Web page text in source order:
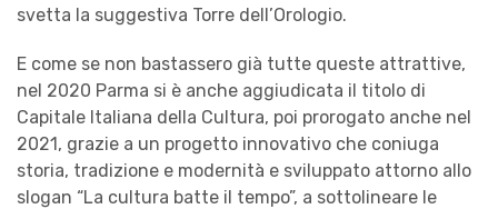
svetta la suggestiva Torre dell’Orologio.
E come se non bastassero già tutte queste attrattive,
nel 2020 Parma si è anche aggiudicata il titolo di
Capitale Italiana della Cultura, poi prorogato anche nel
2021, grazie a un progetto innovativo che coniuga
storia, tradizione e modernità e sviluppato attorno allo
slogan “La cultura batte il tempo”, a sottolineare le